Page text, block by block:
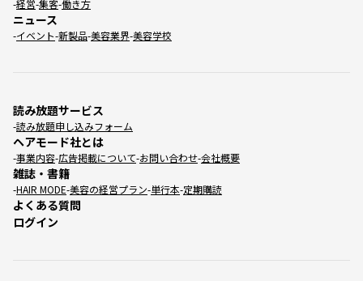
経営 集客 働き方
ニュース
イベント 新製品 美容業界 美容学校
読み放題サービス
読み放題申し込みフォーム
ヘアモード社とは
事業内容 広告掲載について お問い合わせ 会社概要
雑誌・書籍
HAIR MODE 美容の経営プラン 単行本 定期購読
よくある質問
ログイン